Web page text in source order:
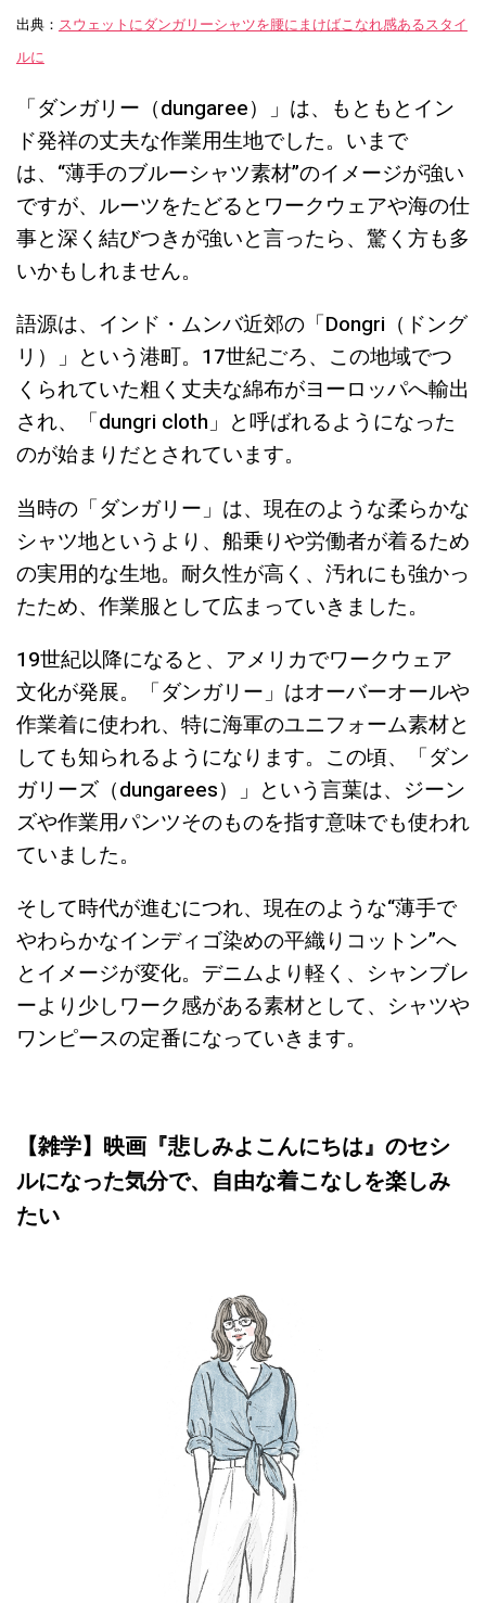
出典： スウェットにダンガリーシャツを腰にまけばこなれ感あるスタイ
ルに
「ダンガリー（dungaree）」は、もともとイン
ド発祥の丈夫な作業用生地でした。いまで
は、“薄手のブルーシャツ素材”のイメージが強い
ですが、ルーツをたどるとワークウェアや海の仕
事と深く結びつきが強いと言ったら、驚く方も多
いかもしれません。
語源は、インド・ムンバ近郊の「Dongri（ドング
リ）」という港町。17世紀ごろ、この地域でつ
くられていた粗く丈夫な綿布がヨーロッパへ輸出
され、「dungri cloth」と呼ばれるようになった
のが始まりだとされています。
当時の「ダンガリー」は、現在のような柔らかな
シャツ地というより、船乗りや労働者が着るため
の実用的な生地。耐久性が高く、汚れにも強かっ
たため、作業服として広まっていきました。
19世紀以降になると、アメリカでワークウェア
文化が発展。「ダンガリー」はオーバーオールや
作業着に使われ、特に海軍のユニフォーム素材と
しても知られるようになります。この頃、「ダン
ガリーズ（dungarees）」という言葉は、ジーン
ズや作業用パンツそのものを指す意味でも使われ
ていました。
そして時代が進むにつれ、現在のような“薄手で
やわらかなインディゴ染めの平織りコットン”へ
とイメージが変化。デニムより軽く、シャンブレ
ーより少しワーク感がある素材として、シャツや
ワンピースの定番になっていきます。
【雑学】映画『悲しみよこんにちは』のセシ
ルになった気分で、自由な着こなしを楽しみ
たい